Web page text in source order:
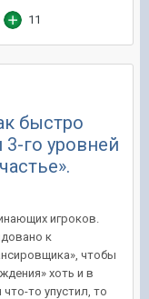
11
быстро
го уровней
игроков.
к
чтобы
хоть и в
то упустил, то